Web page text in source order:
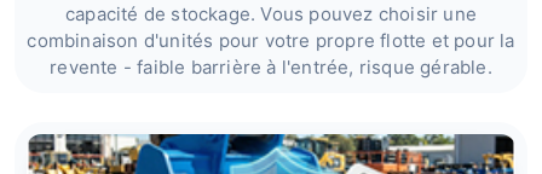
capacité de stockage. Vous pouvez choisir une
combinaison d'unités pour votre propre flotte et pour la
revente - faible barrière à l'entrée, risque gérable.